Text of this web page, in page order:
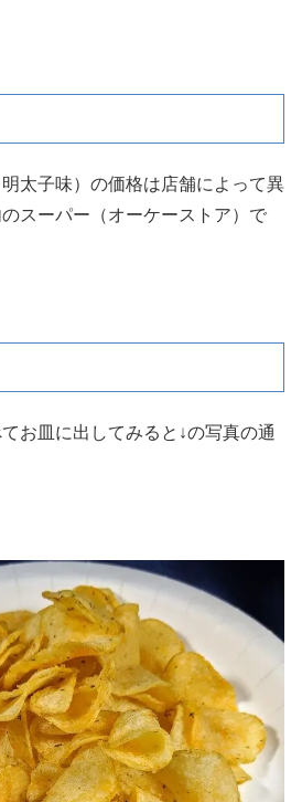
太子味）の価格は店舗によって異
スーパー（オーケーストア）で
お皿に出してみると↓の写真の通